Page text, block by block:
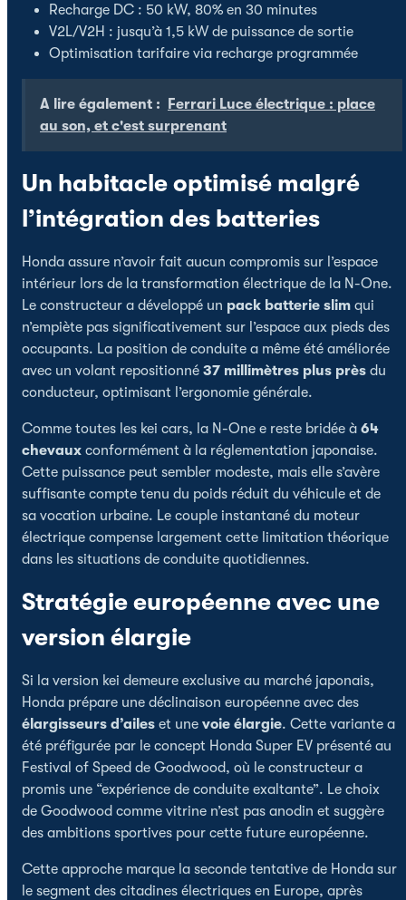
Recharge DC : 50 kW, 80% en 30 minutes
V2L/V2H : jusqu’à 1,5 kW de puissance de sortie
Optimisation tarifaire via recharge programmée
A lire également :
Ferrari Luce électrique : place
au son, et c'est surprenant
Un habitacle optimisé malgré
l’intégration des batteries
Honda assure n’avoir fait aucun compromis sur l’espace
intérieur lors de la transformation électrique de la N-One.
Le constructeur a développé un pack batterie slim qui
n’empiète pas significativement sur l’espace aux pieds des
occupants. La position de conduite a même été améliorée
avec un volant repositionné 37 millimètres plus près du
conducteur, optimisant l’ergonomie générale.
Comme toutes les kei cars, la N-One e reste bridée à 64
chevaux conformément à la réglementation japonaise.
Cette puissance peut sembler modeste, mais elle s’avère
suffisante compte tenu du poids réduit du véhicule et de
sa vocation urbaine. Le couple instantané du moteur
électrique compense largement cette limitation théorique
dans les situations de conduite quotidiennes.
Stratégie européenne avec une
version élargie
Si la version kei demeure exclusive au marché japonais,
Honda prépare une déclinaison européenne avec des
élargisseurs d’ailes et une voie élargie. Cette variante a
été préfigurée par le concept Honda Super EV présenté au
Festival of Speed de Goodwood, où le constructeur a
promis une “expérience de conduite exaltante”. Le choix
de Goodwood comme vitrine n’est pas anodin et suggère
des ambitions sportives pour cette future européenne.
Cette approche marque la seconde tentative de Honda sur
le segment des citadines électriques en Europe, après